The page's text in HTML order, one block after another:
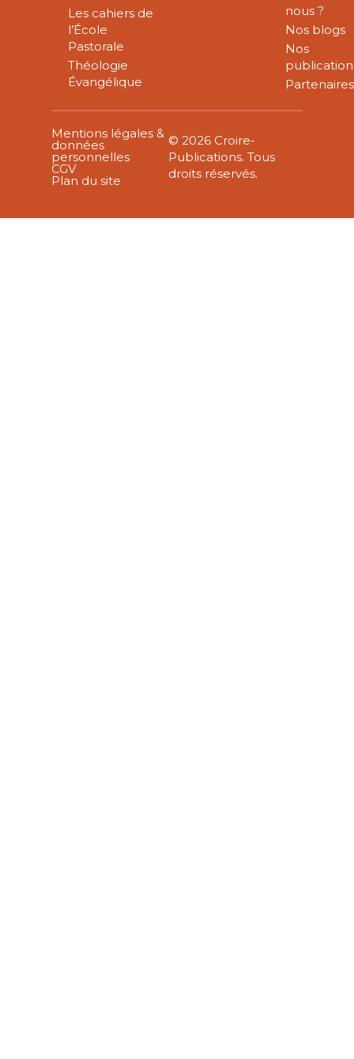
Les cahiers de
l’École
Pastorale
Théologie
Évangélique
nous ?
Nos blogs
Nos
Partenaires
Mentions légales &
données
personnelles
CGV
Plan du site
© 2026 Croire-
Publications. Tous
droits réservés.